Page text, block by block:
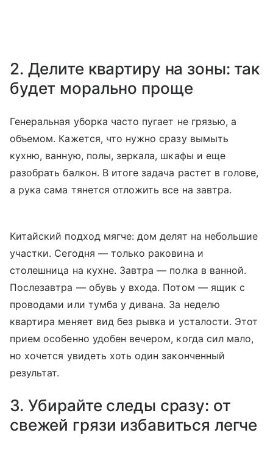
2. Делите квартиру на зоны: так
будет морально проще
Генеральная уборка часто пугает не грязью, а
объемом. Кажется, что нужно сразу вымыть
кухню, ванную, полы, зеркала, шкафы и еще
разобрать балкон. В итоге задача растет в голове,
а рука сама тянется отложить все на завтра.
Китайский подход мягче: дом делят на небольшие
участки. Сегодня — только раковина и
столешница на кухне. Завтра — полка в ванной.
Послезавтра — обувь у входа. Потом — ящик с
проводами или тумба у дивана. За неделю
квартира меняет вид без рывка и усталости. Этот
прием особенно удобен вечером, когда сил мало,
но хочется увидеть хоть один законченный
результат.
3. Убирайте следы сразу: от
свежей грязи избавиться легче